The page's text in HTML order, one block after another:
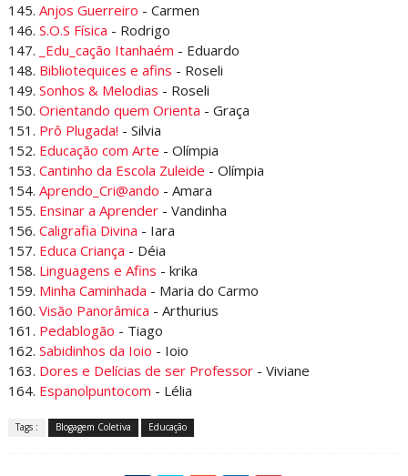
145. Anjos Guerreiro - Carmen
146. S.O.S Física - Rodrigo
147.
_Edu_cação Itanhaém - Eduardo
148. Bibliotequices e afins - Roseli
149. Sonhos & Melodias - Roseli
150. Orientando quem Orienta - Graça
151. Prô Plugada! - Silvia
152. Educação com Arte - Olímpia
153. Cantinho da Escola Zuleide - Olímpia
154. Aprendo_Cri@ando - Amara
155. Ensinar a Aprender- Vandinha
156. Caligrafia Divina - Iara
157. Educa Criança - Déia
158. Linguagens e Afins - krika
159. Minha Caminhada - Maria do Carmo
160. Visão Panorâmica - Arthurius
161. Pedablogão - Tiago
162. Sabidinhos da Ioio - Ioio
163. Dores e Delícias de ser Professor- Viviane
164. Espanolpuntocom - Lélia
Tags : Blogagem Coletiva Educação